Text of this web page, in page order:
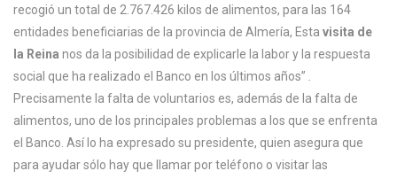
recogió un total de 2.767.426 kilos de alimentos, para las 164
entidades beneficiarias de la provincia de Almería, Esta visita de
la Reina nos da la posibilidad de explicarle la labor y la respuesta
social que ha realizado el Banco en los últimos años”
Precisamente la falta de voluntarios es, además de la falta de
alimentos, uno de los principales problemas a los que se enfrenta
el Banco. Así lo ha expresado su presidente, quien asegura que
para ayudar sólo hay que llamar por teléfono o visitar las